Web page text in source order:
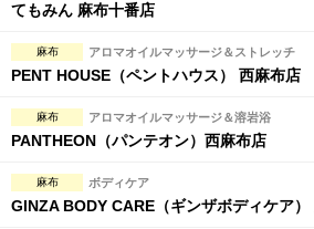
キャッシュレス決済OK
2名様歓迎 団体
ペアルームあり
フットバスあり
てもみん 麻布十番店
麻布 アロマオイルマッサージ＆ストレッチ
PENT HOUSE（ペントハウス） 西麻布店
麻布 アロマオイルマッサージ＆溶岩浴
PANTHEON（パンテオン）西麻布店
麻布 ボディケア
GINZA BODY CARE（ギンザボディケア）